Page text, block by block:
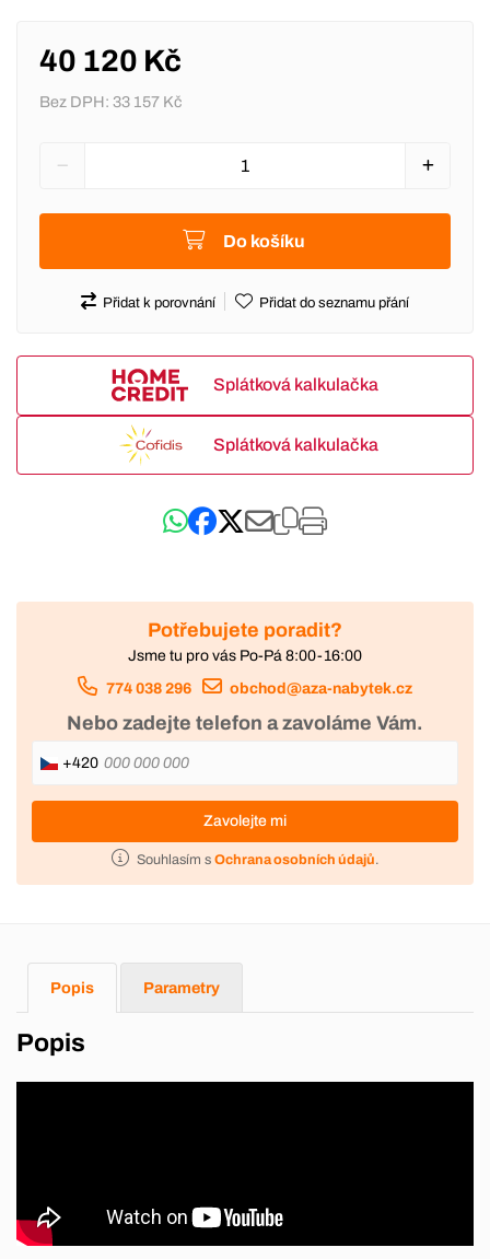
40 120 Kč
Bez DPH: 33 157 Kč
Do košíku
Přidat k porovnání Přidat do seznamu přání
Splátková kalkulačka
Splátková kalkulačka
Potřebujete poradit?
Jsme tu pro vás Po-Pá 8:00-16:00
774 038 296 obchod@aza-nabytek.cz
Nebo zadejte telefon a zavoláme Vám.
+420
Zavolejte mi
Souhlasím s Ochrana osobních údajů.
Popis Parametry
Popis